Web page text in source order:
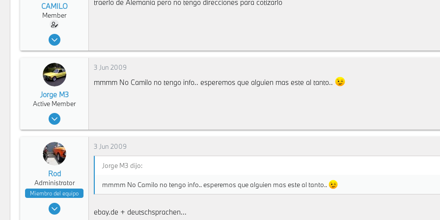
CAMILO
Member
7 Jun 2008
Bogota
traerlo de Alemania pero no tengo direcciones para cotizarlo
Jorge M3
Active Member
20 Dic 2007
Bogota
3 Jun 2009
mmmm No Camilo no tengo info.. esperemos que alguien mas este al tanto..
Rod
Administrator
Miembro del equipo
18 Feb 2008
3 Jun 2009
Jorge M3 dijo:
mmmm No Camilo no tengo info.. esperemos que alguien mas este al tanto..
ebay.de + deutschsprachen...